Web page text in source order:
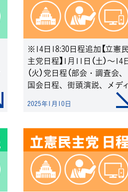
※14日18:30日程追加【立憲民
主党日程】1月11日（土）～14
（火）党日程（部会・調査会、
国会日程、街頭演説、メディ
2025年1月10日